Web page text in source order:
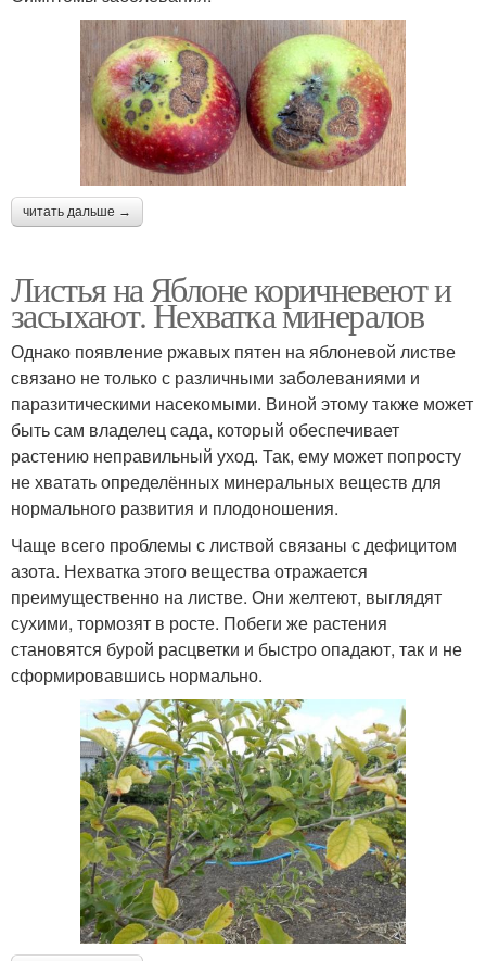
читать дальше →
Листья на Яблоне коричневеют и
засыхают. Нехватка минералов
Однако появление ржавых пятен на яблоневой листве
связано не только с различными заболеваниями и
паразитическими насекомыми. Виной этому также может
быть сам владелец сада, который обеспечивает
растению неправильный уход. Так, ему может попросту
не хватать определённых минеральных веществ для
нормального развития и плодоношения.
Чаще всего проблемы с листвой связаны с дефицитом
азота. Нехватка этого вещества отражается
преимущественно на листве. Они желтеют, выглядят
сухими, тормозят в росте. Побеги же растения
становятся бурой расцветки и быстро опадают, так и не
сформировавшись нормально.